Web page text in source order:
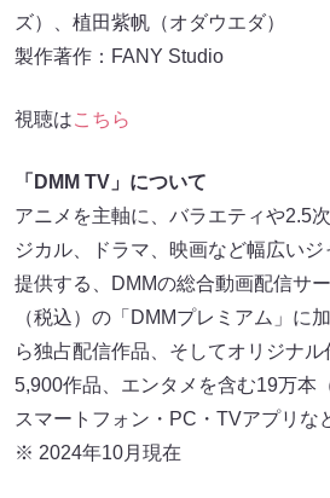
ズ）、植⽥紫帆（オダウエダ）
製作著作：FANY Studio
視聴はこちら
「DMM TV」について
アニメを主軸に、バラエティや2.5
ジカル、ドラマ、映画など幅広い
提供する、DMMの総合動画配信サ
（税込）の「DMMプレミアム」に
ら独占配信作品、そしてオリジナ
5,900作品、エンタメを含む19万本
スマートフォン・PC・TVアプリな
※ 2024年10月現在